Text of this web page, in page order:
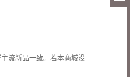
流新品一致。若本商城没